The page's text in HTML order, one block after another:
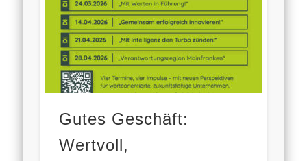
Gutes Geschäft:
Wertvoll,